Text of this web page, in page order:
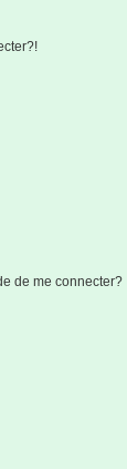
de me connecter?